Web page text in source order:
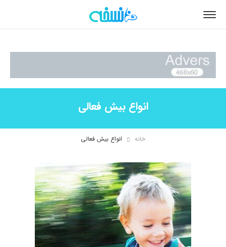
انواع بیش فعالی
خانه انواع بیش فعالی